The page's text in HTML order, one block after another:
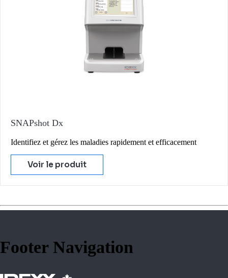
SNAPshot Dx
Identifiez et gérez les maladies rapidement et efficacement
Voir le produit
Footer Navigation